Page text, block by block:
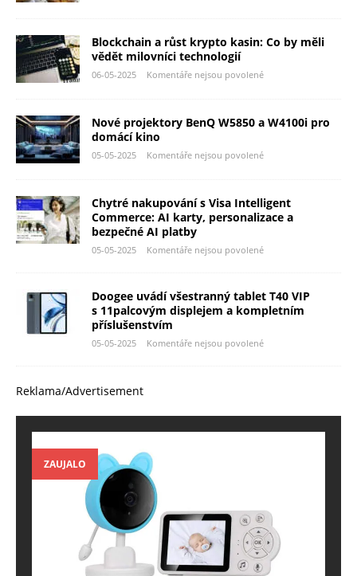
Blockchain a růst krypto kasin: Co by měli
vědět milovníci technologií
06-05-2025 Komentáře nejsou povolené
Nové projektory BenQ W5850 a W4100i pro
domácí kino
05-05-2025 Komentáře nejsou povolené
Chytré nakupování s Visa Intelligent
Commerce: AI karty, personalizace a
bezpečné AI platby
05-05-2025 Komentáře nejsou povolené
Doogee uvádí všestranný tablet T40 VIP
s 11palcovým displejem a kompletním
příslušenstvím
05-05-2025 Komentáře nejsou povolené
Reklama/Advertisement
ZAUJALO